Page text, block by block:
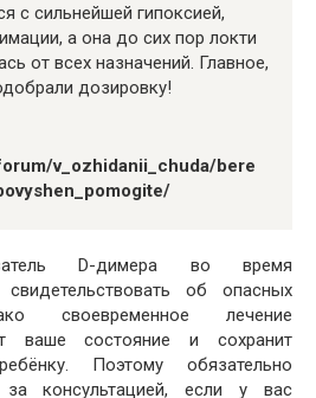
с сильнейшей гипоксией,
а она до сих пор локти
от всех назначений. Главное,
дозировку!
v_ozhidanii_chuda/bere
D-димера во время
об опасных
своевременное лечение
ваше состояние и сохранит
Поэтому обязательно
консультацией, если у вас